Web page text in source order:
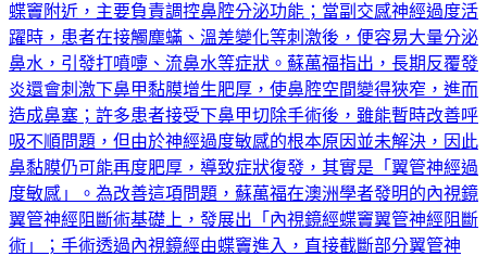
蝶竇附近，主要負責調控鼻腔分泌功能；當副交感神經過度活
躍時，患者在接觸塵蟎、溫差變化等刺激後，便容易大量分泌
鼻水，引發打噴嚏、流鼻水等症狀。蘇萬福指出，長期反覆發
炎還會刺激下鼻甲黏膜增生肥厚，使鼻腔空間變得狹窄，進而
造成鼻塞；許多患者接受下鼻甲切除手術後，雖能暫時改善呼
吸不順問題，但由於神經過度敏感的根本原因並未解決，因此
鼻黏膜仍可能再度肥厚，導致症狀復發，其實是「翼管神經過
度敏感」。為改善這項問題，蘇萬福在澳洲學者發明的內視鏡
翼管神經阻斷術基礎上，發展出「內視鏡經蝶竇翼管神經阻斷
術」；手術透過內視鏡經由蝶竇進入，直接截斷部分翼管神